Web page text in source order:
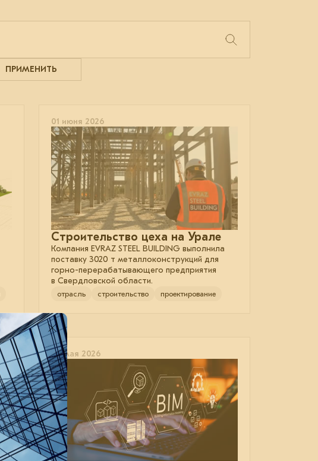
ПРИМЕНИТЬ
01 июня 2026
Строительство цеха на Урале
Компания EVRAZ STEEL BUILDING выполнила
поставку 3020 т металлоконструкций для
горно-перерабатывающего предприятия
в Свердловской области.
отрасль строительство проектирование
26 мая 2026